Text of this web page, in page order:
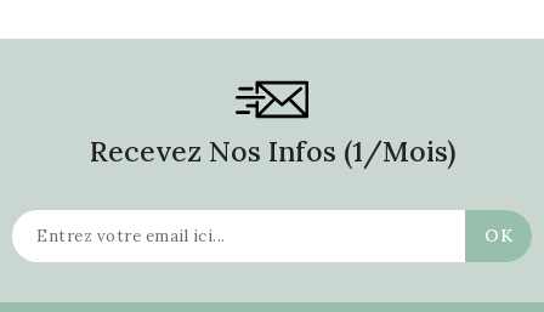
Recevez Nos Infos (1/mois)